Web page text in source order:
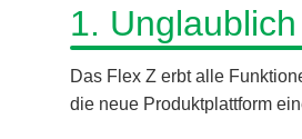
1.
Das Flex Z erbt alle
die neue Produktplattform